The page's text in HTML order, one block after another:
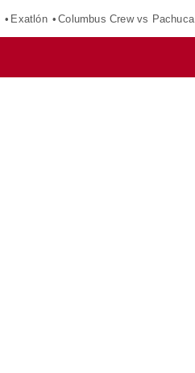
Exatlón Columbus Crew vs Pachuca